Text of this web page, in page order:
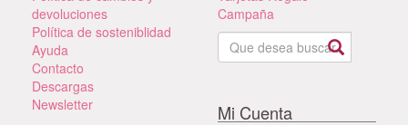
devoluciones
Política de sosteniblidad
Ayuda
Contacto
Descargas
Newsletter
Campaña
Mi Cuenta